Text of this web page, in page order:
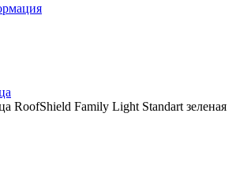
RoofShield Family Light Standart зеленая